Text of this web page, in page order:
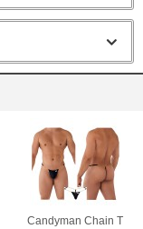
Candyman Chain T